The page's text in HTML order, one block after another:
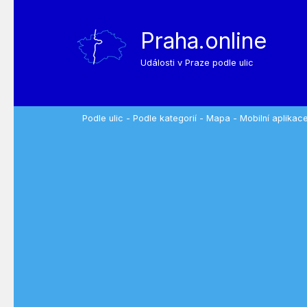
Praha.online
Události v Praze podle ulic
Podle ulic - Podle kategorií - Mapa - Mobilní